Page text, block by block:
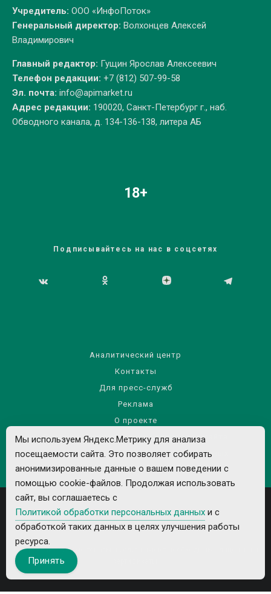
Учредитель: ООО «ИнфоПоток»
Генеральный директор: Волхонцев Алексей
Владимирович
Главный редактор: Гущин Ярослав Алексеевич
Телефон редакции: +7 (812) 507-99-58
Эл. почта: info@apimarket.ru
Адрес редакции: 190020, Санкт-Петербург г., наб.
Обводного канала, д. 134-136-138, литера АБ
18+
Подписывайтесь на нас в соцсетях
Аналитический центр
Контакты
Для пресс-служб
Реклама
О проекте
Правила использования материалов сайта
Политика обработки персональных данных
Все рекламируемые товары и услуги имеют необходимые лицензии и
Мы используем Яндекс.Метрику для анализа
посещаемости сайта. Это позволяет собирать
анонимизированные данные о вашем поведении с
помощью cookie-файлов. Продолжая использовать
сайт, вы соглашаетесь с
Политикой обработки персональных данных и с
обработкой таких данных в целях улучшения работы
ресурса.
Принять